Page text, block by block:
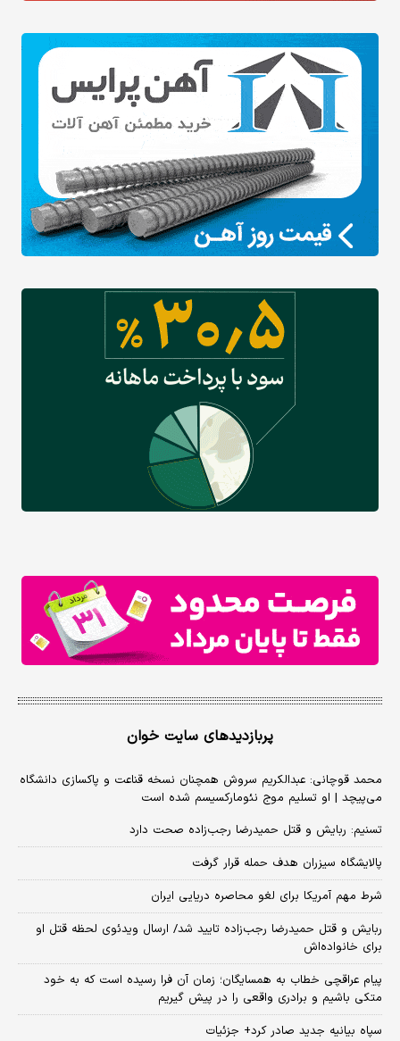
پربازدیدهای سایت خوان
محمد قوچانی: عبدالکریم سروش همچنان نسخه قناعت و پاکسازی دانشگاه
می‌پیچد | او تسلیم موج نئومارکسیسم شده است
تسنیم: ربایش و قتل حمیدرضا رجب‌زاده صحت دارد
پالایشگاه سیزران هدف حمله قرار گرفت
شرط مهم آمریکا برای لغو محاصره دریایی ایران
ربایش و قتل حمیدرضا رجب‌زاده تایید شد/ ارسال ویدئوی لحظه قتل او
برای خانواده‌اش
پیام عراقچی خطاب به همسایگان؛ زمان آن فرا رسیده است که به خود
متکی باشیم و برادری واقعی را در پیش گیریم
سپاه بیانیه جدید صادر کرد+ جزئیات